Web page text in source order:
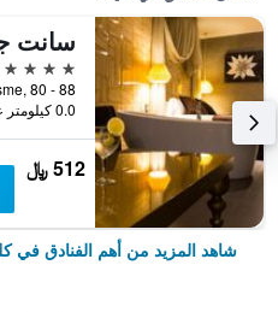
5 نجوم
0.0 كيلومتر عن وسط المدينة
512 ﷼
شاهد المزيد من أهم الفنادق في